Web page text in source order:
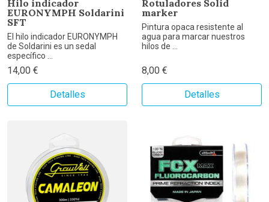
Hilo indicador
EURONYMPH Soldarini
SFT
El hilo indicador EURONYMPH
de Soldarini es un sedal
específico ...
14,00 €
Detalles
Rotuladores Solid
marker
Pintura opaca resistente al
agua para marcar nuestros
hilos de ...
8,00 €
Detalles